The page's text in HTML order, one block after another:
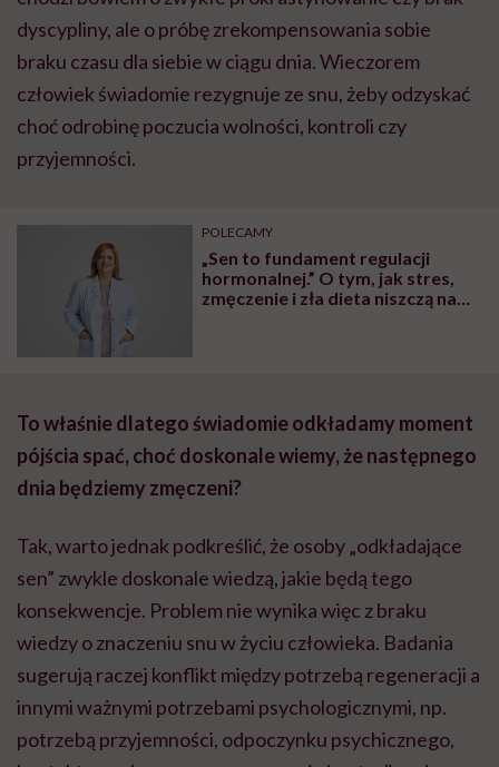
dyscypliny, ale o próbę zrekompensowania sobie
braku czasu dla siebie w ciągu dnia. Wieczorem
człowiek świadomie rezygnuje ze snu, żeby odzyskać
choć odrobinę poczucia wolności, kontroli czy
przyjemności.
POLECAMY
„Sen to fundament regulacji
hormonalnej.” O tym, jak stres,
zmęczenie i zła dieta niszczą nam
To właśnie dlatego świadomie odkładamy moment
pójścia spać, choć doskonale wiemy, że następnego
dnia będziemy zmęczeni?
Tak, warto jednak podkreślić, że osoby „odkładające
sen” zwykle doskonale wiedzą, jakie będą tego
konsekwencje. Problem nie wynika więc z braku
wiedzy o znaczeniu snu w życiu człowieka. Badania
sugerują raczej konflikt między potrzebą regeneracji a
innymi ważnymi potrzebami psychologicznymi, np.
potrzebą przyjemności, odpoczynku psychicznego,